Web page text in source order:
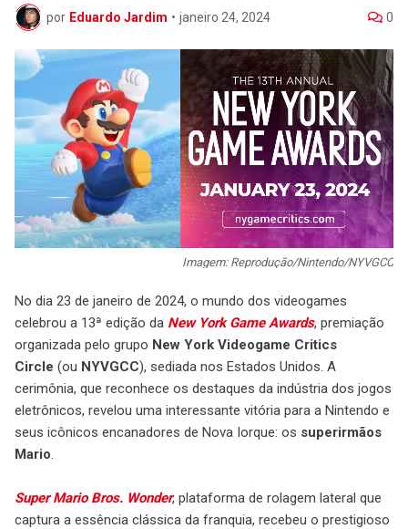
por Eduardo Jardim • janeiro 24, 2024 0
Imagem: Reprodução/Nintendo/NYVGCC
No dia 23 de janeiro de 2024, o mundo dos videogames
celebrou a 13ª edição da New York Game Awards, premiação
organizada pelo grupo New York Videogame Critics
Circle (ou NYVGCC), sediada nos Estados Unidos. A
cerimônia, que reconhece os destaques da indústria dos jogos
eletrônicos, revelou uma interessante vitória para a Nintendo e
seus icônicos encanadores de Nova Iorque: os superirmãos
Mario.
Super Mario Bros. Wonder, plataforma de rolagem lateral que
captura a essência clássica da franquia, recebeu o prestigioso